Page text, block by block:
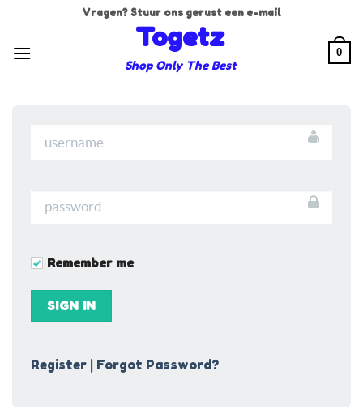
inhoud
Vragen? Stuur ons gerust een e-mail
Togetz
Shop Only The Best
0
Remember me
Register | Forgot Password?